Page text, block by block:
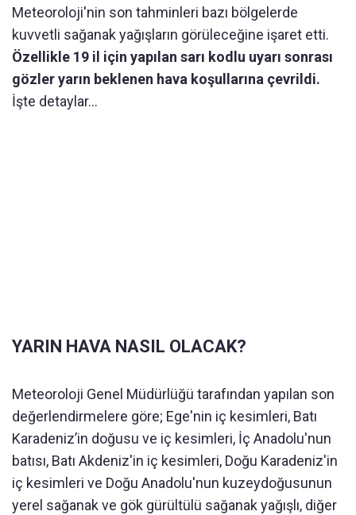
Meteoroloji'nin son tahminleri bazı bölgelerde
kuvvetli sağanak yağışların görüleceğine işaret etti.
Özellikle 19 il için yapılan sarı kodlu uyarı sonrası
gözler yarın beklenen hava koşullarına çevrildi.
İşte detaylar...
YARIN HAVA NASIL OLACAK?
Meteoroloji Genel Müdürlüğü tarafından yapılan son
değerlendirmelere göre; Ege'nin iç kesimleri, Batı
Karadeniz’in doğusu ve iç kesimleri, İç Anadolu'nun
batısı, Batı Akdeniz'in iç kesimleri, Doğu Karadeniz'in
iç kesimleri ve Doğu Anadolu'nun kuzeydoğusunun
yerel sağanak ve gök gürültülü sağanak yağışlı, diğer